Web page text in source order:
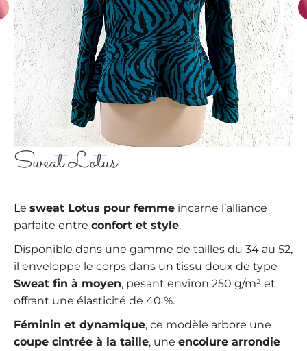
Sweat Lotus
Le sweat Lotus pour femme incarne l’alliance
parfaite entre confort et style.
Disponible dans une gamme de tailles du 34 au 52,
il enveloppe le corps dans un tissu doux de type
Sweat fin à moyen, pesant environ 250 g/m² et
offrant une élasticité de 40 %.
Féminin et dynamique, ce modèle arbore une
coupe cintrée à la taille, une encolure arrondie